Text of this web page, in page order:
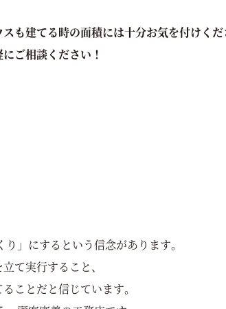
も建てる時の面積には十分お気を付けく
ご相談ください！
」にするという信念があります。
て実行すること、
ことだと信じています。